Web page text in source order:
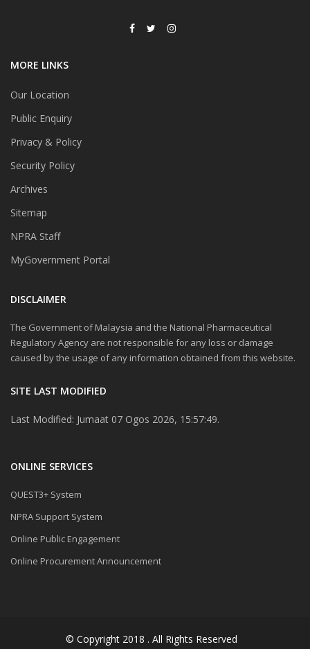
MORE LINKS
Our Location
Public Enquiry
Privacy & Policy
Security Policy
Archives
Sitemap
NPRA Staff
MyGovernment Portal
DISCLAIMER
The Government of Malaysia and the National Pharmaceutical
Regulatory Agency are not responsible for any loss or damage
caused by the usage of any information obtained from this website.
SITE LAST MODIFIED
Last Modified: Jumaat 07 Ogos 2026, 15:57:49.
ONLINE SERVICES
QUEST3+ System
NPRA Support System
Online Public Engagement
Online Procurement Announcement
© Copyright 2018 . All Rights Reserved